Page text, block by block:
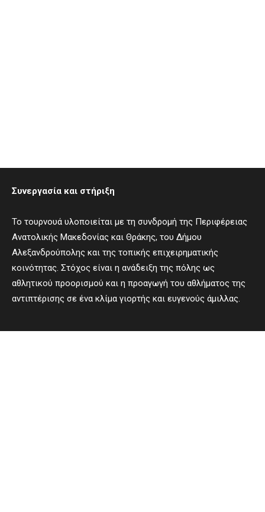
Συνεργασία και στήριξη
Το τουρνουά υλοποιείται με τη συνδρομή της Περιφέρειας
Ανατολικής Μακεδονίας και Θράκης, του Δήμου
Αλεξανδρούπολης και της τοπικής επιχειρηματικής
κοινότητας. Στόχος είναι η ανάδειξη της πόλης ως
αθλητικού προορισμού και η προαγωγή του αθλήματος της
αντιπτέρισης σε ένα κλίμα γιορτής και ευγενούς άμιλλας.